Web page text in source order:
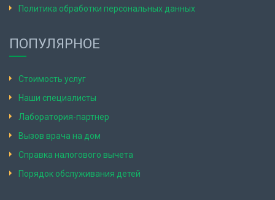
Политика обработки персональных данных
ПОПУЛЯРНОЕ
Стоимость услуг
Наши специалисты
Лаборатория-партнер
Вызов врача на дом
Справка налогового вычета
Порядок обслуживания детей